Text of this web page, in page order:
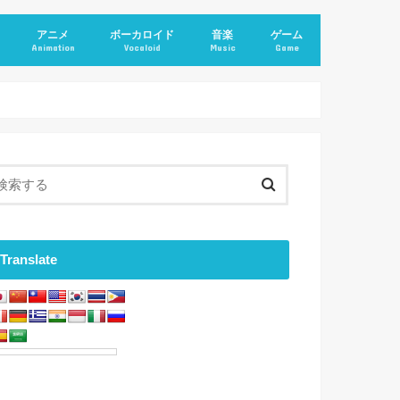
アニメ
Animation
ボーカロイド
Vocaloid
音楽
Music
ゲーム
Game
Translate